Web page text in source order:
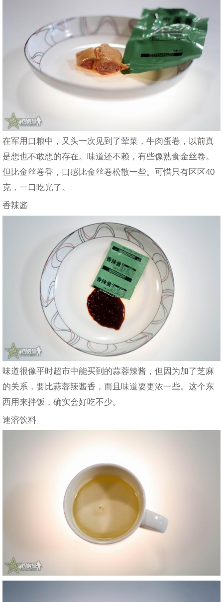
在军用口粮中，又头一次见到了荤菜，牛肉蛋卷，以前真
是想也不敢想的存在。味道还不赖，有些像熟食金丝卷。
但比金丝卷香，口感比金丝卷松散一些。可惜只有区区40
克，一口吃光了。
香辣酱
味道很像平时超市中能买到的蒜蓉辣酱，但因为加了芝麻
的关系，要比蒜蓉辣酱香，而且味道要更浓一些。这个东
西用来拌饭，确实会好吃不少。
速溶饮料